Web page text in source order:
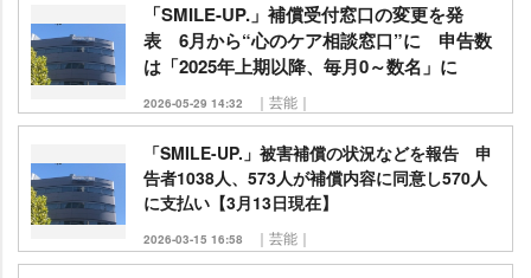
「SMILE-UP.」補償受付窓口の変更を発
表 6月から“心のケア相談窓口”に 申告数
は「2025年上期以降、毎月0～数名」に
2026-05-29 14:32 ｜芸能｜
「SMILE-UP.」被害補償の状況などを報告 申
告者1038人、573人が補償内容に同意し570人
に支払い【3月13日現在】
2026-03-15 16:58 ｜芸能｜